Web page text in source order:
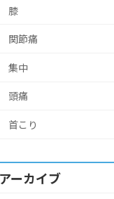
膝
関節痛
集中
頭痛
首こり
アーカイブ